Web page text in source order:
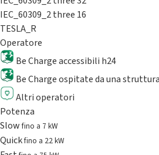
IEC_60309_2 three 16
TESLA_R
Operatore
Be Charge accessibili h24
Be Charge ospitate da una
Altri operatori
Potenza
Slowfino a 7 kW
Quickfino a 22 kW